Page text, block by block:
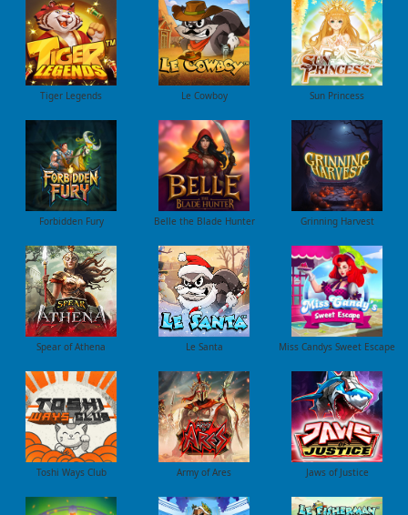
Tiger Legends Le Cowboy Sun Princess
Forbidden Fury Belle the Blade Hunter Grinning Harvest
Spear of Athena Le Santa Miss Candys Sweet Escape
Toshi Ways Club Army of Ares Jaws of Justice